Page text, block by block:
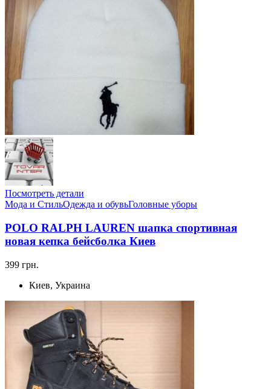
Посмотреть детали
Мода и СтильОдежда и обувьГоловные уборы
POLO RALPH LAUREN шапка спортивная
новая кепка бейсболка Киев
399 грн.
Киев, Украина